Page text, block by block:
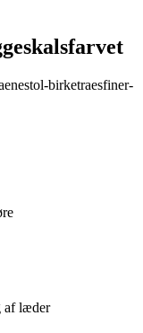
birketraesfiner-
af læder